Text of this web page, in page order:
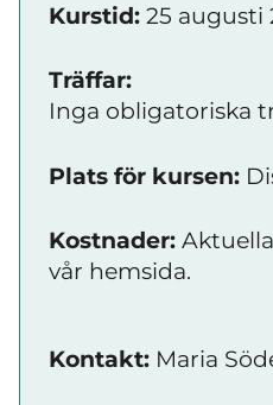
Kurstid: 25 augusti
Träffar:
Inga obligatoriska
Plats för kursen:
Kostnader:
vår hemsida.
Kontakt: Maria